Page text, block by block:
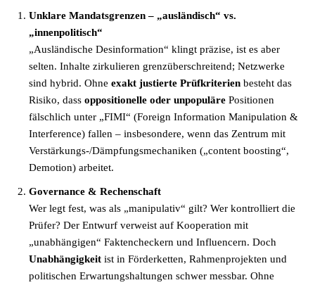
Unklare Mandatsgrenzen – „ausländisch“ vs.
„innenpolitisch“
„Ausländische Desinformation“ klingt präzise, ist es aber
selten. Inhalte zirkulieren grenzüberschreitend; Netzwerke
sind hybrid. Ohne exakt justierte Prüfkriterien besteht das
Risiko, dass oppositionelle oder unpopuläre Positionen
fälschlich unter „FIMI“ (Foreign Information Manipulation &
Interference) fallen – insbesondere, wenn das Zentrum mit
Verstärkungs-/Dämpfungsmechaniken („content boosting“,
Demotion) arbeitet.
Governance & Rechenschaft
Wer legt fest, was als „manipulativ“ gilt? Wer kontrolliert die
Prüfer? Der Entwurf verweist auf Kooperation mit
„unabhängigen“ Faktencheckern und Influencern. Doch
Unabhängigkeit ist in Förderketten, Rahmenprojekten und
politischen Erwartungshaltungen schwer messbar. Ohne